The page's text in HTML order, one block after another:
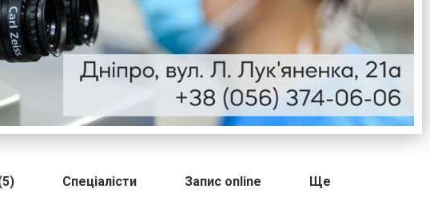
Спеціалісти Запис online Ще